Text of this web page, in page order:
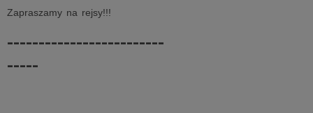
Zapraszamy na rejsy!!!
-------------------------
-----